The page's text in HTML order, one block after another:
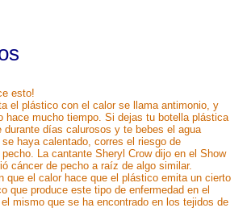
esto!
el plástico con el calor se llama antimonio, y
hace mucho tiempo. Si dejas tu botella plástica
durante días calurosos y te bebes el agua
haya calentado, corres el riesgo de
La cantante Sheryl Crow dijo en el Show
cáncer de pecho a raíz de algo similar.
que el calor hace que el plástico emita un cierto
que produce este tipo de enfermedad en el
mismo que se ha encontrado en los tejidos de